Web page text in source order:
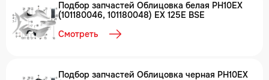
Подбор запчастей Облицовка белая PH10EX
(101180046, 101180048) EX 125E BSE
Смотреть
Подбор запчастей Облицовка черная PH10EX